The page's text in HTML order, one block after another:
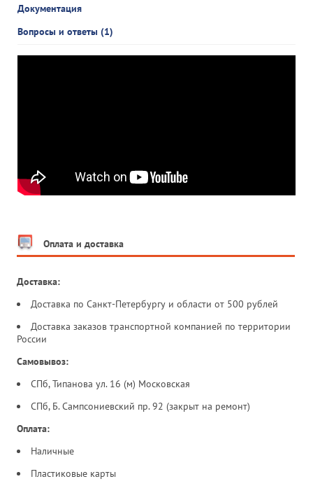
Документация
Вопросы и ответы (1)
Оплата и доставка
Доставка:
Доставка по Санкт-Петербургу и области от 500 рублей
Доставка заказов транспортной компанией по территории
России
Самовывоз:
СПб, Типанова ул. 16 (м) Московская
СПб, Б. Сампсониевский пр. 92 (закрыт на ремонт)
Оплата:
Наличные
Пластиковые карты